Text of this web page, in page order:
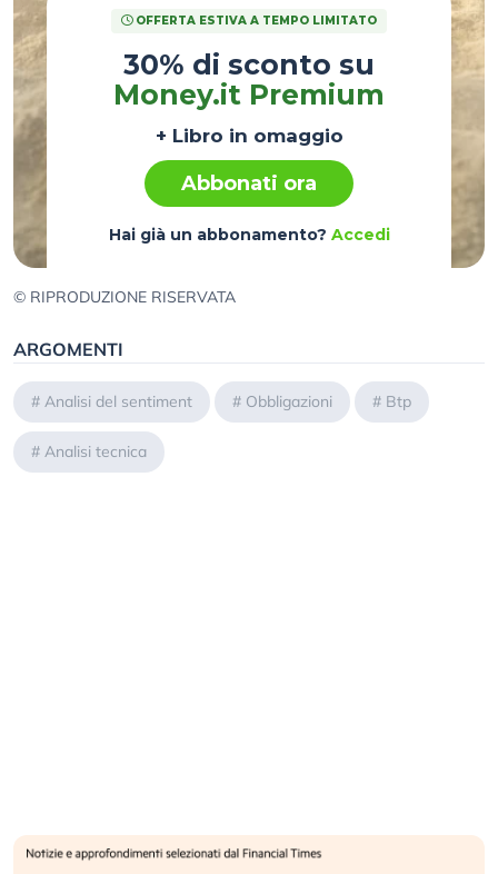
OFFERTA ESTIVA A TEMPO LIMITATO
30% di sconto su
Money.it Premium
+ Libro in omaggio
Abbonati ora
Hai già un abbonamento? Accedi
© RIPRODUZIONE RISERVATA
ARGOMENTI
# Analisi del sentiment # Obbligazioni # Btp
# Analisi tecnica